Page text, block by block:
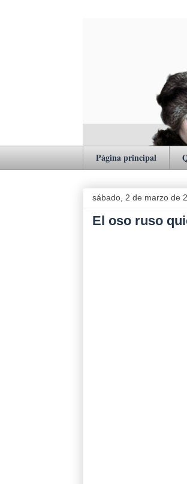
Página principal
sábado, 2 de marzo de
El oso ruso